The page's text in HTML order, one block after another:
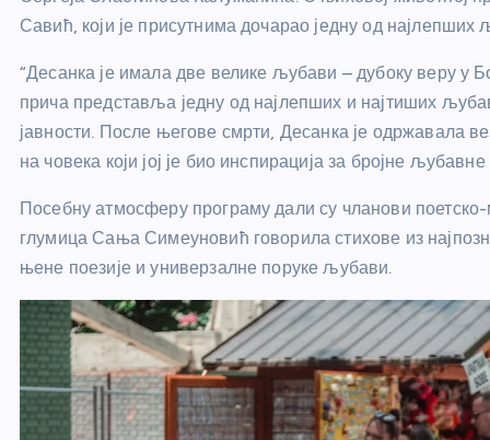
Савић, који је присутнима дочарао једну од најлепших
“Десанка је имала две велике љубави – дубоку веру
прича представља једну од најлепших и најтиших
јавности. После његове смрти, Десанка је одржавала
на човека који јој је био инспирација за бројне
Посебну атмосферу програму дали су чланови
глумица Сања Симеуновић говорила стихове из
њене поезије и универзалне поруке љубави.